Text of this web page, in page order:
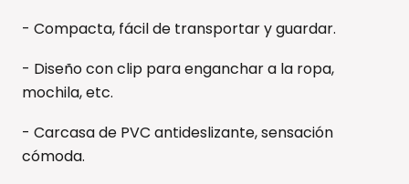
- Compacta, fácil de transportar y guardar.
- Diseño con clip para enganchar a la ropa,
mochila, etc.
- Carcasa de PVC antideslizante, sensación
cómoda.